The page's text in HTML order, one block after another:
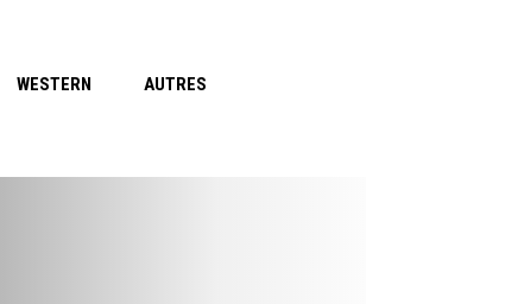
WESTERN AUTRES